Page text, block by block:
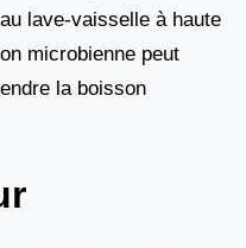
lave-vaisselle à haute
microbienne peut
la boisson